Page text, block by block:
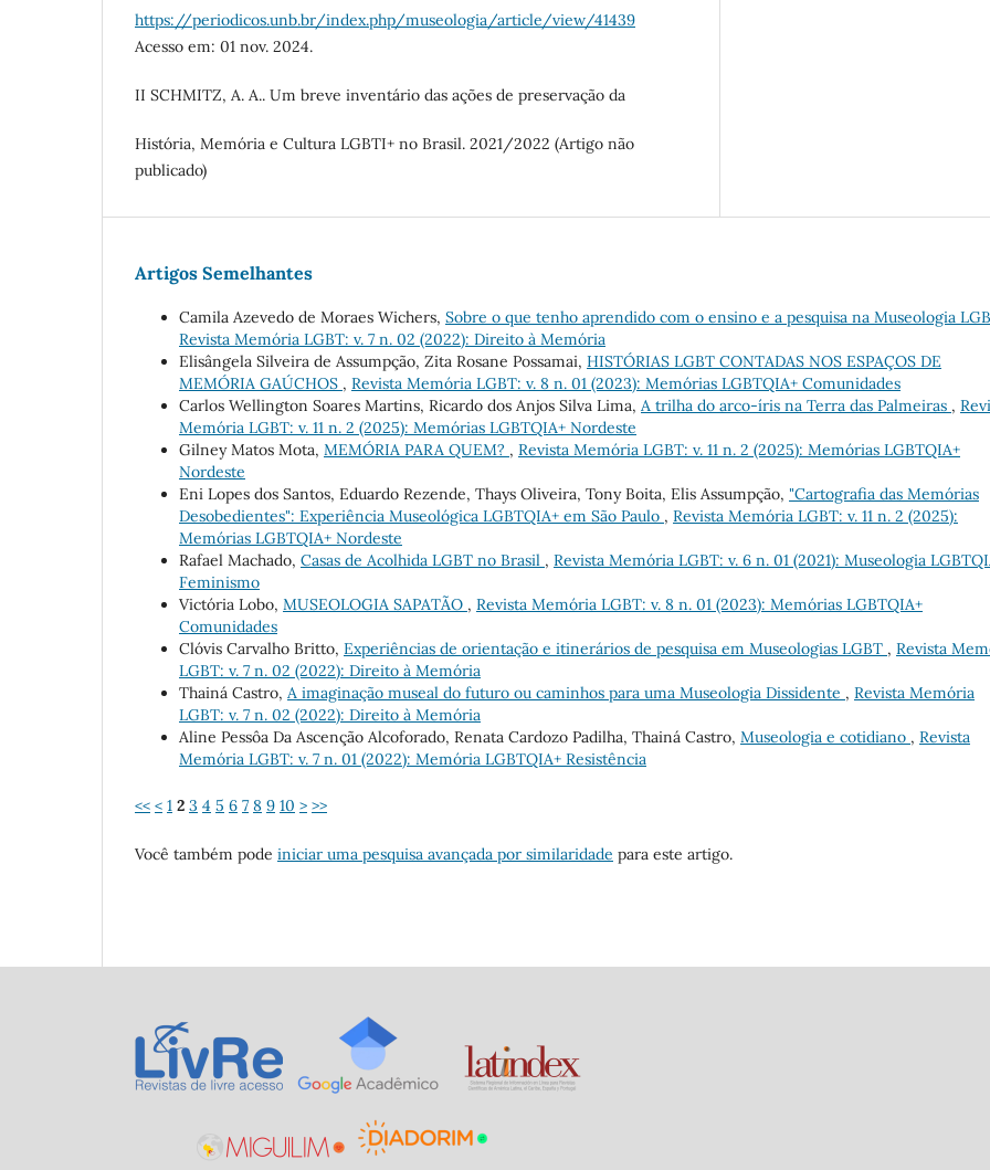
https://periodicos.unb.br/index.php/museologia/article/view/41439
Acesso em: 01 nov. 2024.
II SCHMITZ, A. A.. Um breve inventário das ações de preservação da
História, Memória e Cultura LGBTI+ no Brasil. 2021/2022 (Artigo não
publicado)
Artigos Semelhantes
Camila Azevedo de Moraes Wichers, Sobre o que tenho aprendido com o ensino e a pesquisa na Museologia
Revista Memória LGBT: v. 7 n. 02 (2022): Direito à Memória
Elisângela Silveira de Assumpção, Zita Rosane Possamai, HISTÓRIAS LGBT CONTADAS NOS ESPAÇOS DE
MEMÓRIA GAÚCHOS , Revista Memória LGBT: v. 8 n. 01 (2023): Memórias LGBTQIA+ Comunidades
Carlos Wellington Soares Martins, Ricardo dos Anjos Silva Lima, A trilha do arco-íris na Terra das Palmeiras ,
Memória LGBT: v. 11 n. 2 (2025): Memórias LGBTQIA+ Nordeste
Gilney Matos Mota, MEMÓRIA PARA QUEM? , Revista Memória LGBT: v. 11 n. 2 (2025): Memórias LGBTQIA+
Nordeste
Eni Lopes dos Santos, Eduardo Rezende, Thays Oliveira, Tony Boita, Elis Assumpção, "Cartografia das Memórias
Desobedientes": Experiência Museológica LGBTQIA+ em São Paulo , Revista Memória LGBT: v. 11 n. 2 (2025):
Memórias LGBTQIA+ Nordeste
Rafael Machado, Casas de Acolhida LGBT no Brasil , Revista Memória LGBT: v. 6 n. 01 (2021): Museologia
Feminismo
Victória Lobo, MUSEOLOGIA SAPATÃO , Revista Memória LGBT: v. 8 n. 01 (2023): Memórias LGBTQIA+
Comunidades
Clóvis Carvalho Britto, Experiências de orientação e itinerários de pesquisa em Museologias LGBT , Revista
LGBT: v. 7 n. 02 (2022): Direito à Memória
Thainá Castro, A imaginação museal do futuro ou caminhos para uma Museologia Dissidente , Revista Memória
LGBT: v. 7 n. 02 (2022): Direito à Memória
Aline Pessôa Da Ascenção Alcoforado, Renata Cardozo Padilha, Thainá Castro, Museologia e cotidiano , Revista
Memória LGBT: v. 7 n. 01 (2022): Memória LGBTQIA+ Resistência
<< < 1 2 3 4 5 6 7 8 9 10 > >>
Você também pode iniciar uma pesquisa avançada por similaridade para este artigo.